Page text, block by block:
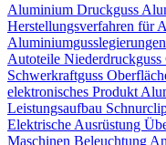
Aluminium Druckguss
Herstellungsverfahren für
Aluminiumgusslegierungen
Autoteile Niederdruckguss
Schwerkraftguss
elektronisches Produkt
Leistungsaufbau
Elektrische Ausrüstung
Maschinen Beleuchtung